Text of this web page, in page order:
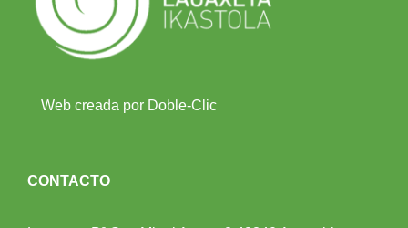
Web creada por Doble-Clic
CONTACTO